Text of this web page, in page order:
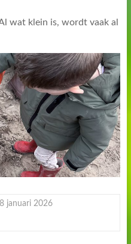
wat klein is, wordt vaak al
januari 2026